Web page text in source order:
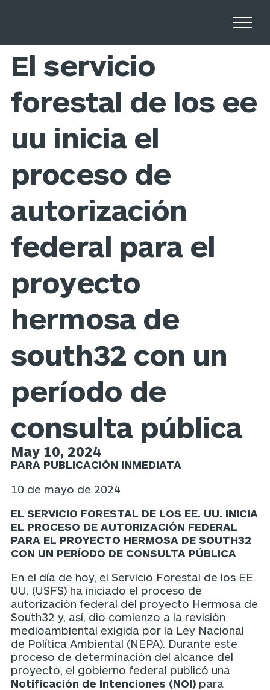
El servicio
forestal de los ee
uu inicia el
proceso de
autorización
federal para el
proyecto
hermosa de
south32 con un
período de
consulta pública
May 10, 2024
PARA PUBLICACIÓN INMEDIATA
10 de mayo de 2024
EL SERVICIO FORESTAL DE LOS EE. UU. INICIA
EL PROCESO DE AUTORIZACIÓN FEDERAL
PARA EL PROYECTO HERMOSA DE SOUTH32
CON UN PERÍODO DE CONSULTA PÚBLICA
En el día de hoy, el Servicio Forestal de los EE.
UU. (USFS) ha iniciado el proceso de
autorización federal del proyecto Hermosa de
South32 y, así, dio comienzo a la revisión
medioambiental exigida por la Ley Nacional
de Política Ambiental (NEPA). Durante este
proceso de determinación del alcance del
proyecto, el gobierno federal publicó una
Notificación de Intenciones (NOI) para